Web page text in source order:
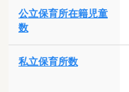
公立保育所在籍児童
数
私立保育所数